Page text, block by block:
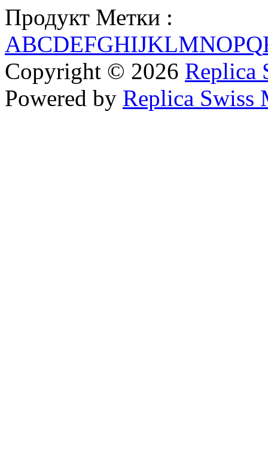
Продукт Метки :
ABCDEFGHIJKLMNOPQ
Copyright © 2026 Replica
Powered by Replica Swiss